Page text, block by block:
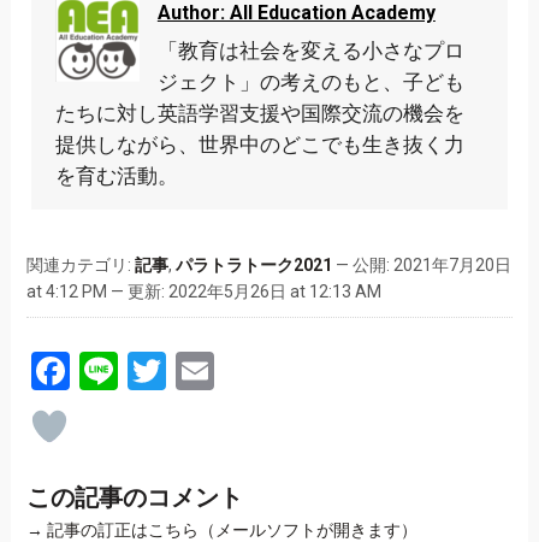
Author: All Education Academy
「教育は社会を変える小さなプロ
ジェクト」の考えのもと、子ども
たちに対し英語学習支援や国際交流の機会を
提供しながら、世界中のどこでも生き抜く力
を育む活動。
関連カテゴリ: 記事, パラトラトーク2021 — 公開: 2021年7月20日
at 4:12 PM — 更新: 2022年5月26日 at 12:13 AM
Facebook
LineTwitter
Email
この記事のコメント
→ 記事の訂正はこちら（メールソフトが開きます）